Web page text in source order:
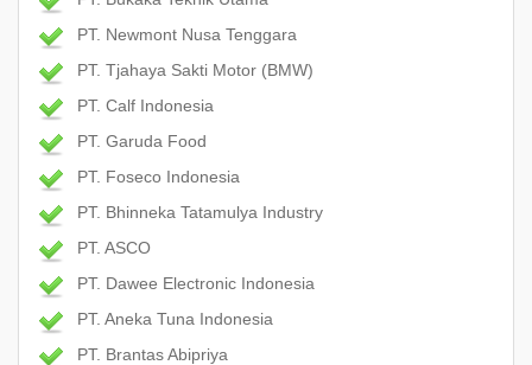
PT. Newmont Nusa Tenggara
PT. Tjahaya Sakti Motor (BMW)
PT. Calf Indonesia
PT. Garuda Food
PT. Foseco Indonesia
PT. Bhinneka Tatamulya Industry
PT. ASCO
PT. Dawee Electronic Indonesia
PT. Aneka Tuna Indonesia
PT. Brantas Abipriya